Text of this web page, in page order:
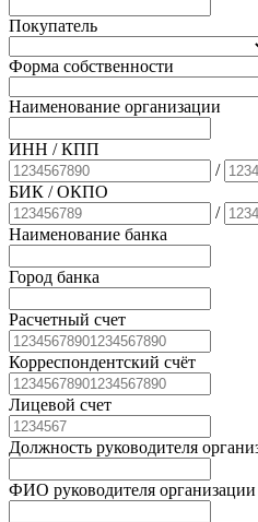
Покупатель
Форма собственности
Наименование организации
ИНН / КПП
/
БИК / ОКПО
/
Наименование банка
Город банка
Расчетный счет
Корреспондентский счёт
Лицевой счет
Должность руководителя
ФИО руководителя организации